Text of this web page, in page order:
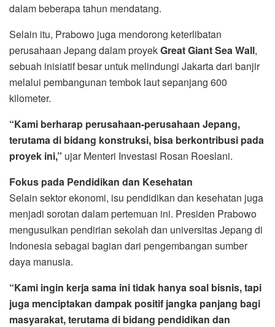
dalam beberapa tahun mendatang.
Selain itu, Prabowo juga mendorong keterlibatan
perusahaan Jepang dalam proyekGreat Giant Sea Wall,
sebuah inisiatif besar untuk melindungi Jakarta dari banjir
melalui pembangunan tembok laut sepanjang 600
kilometer.
“Kami berharap perusahaan-perusahaan Jepang,
terutama di bidang konstruksi, bisa berkontribusi pada
proyek ini,” ujar Menteri Investasi Rosan Roeslani.
Fokus pada Pendidikan dan Kesehatan
Selain sektor ekonomi, isu pendidikan dan kesehatan juga
menjadi sorotan dalam pertemuan ini. Presiden Prabowo
mengusulkan pendirian sekolah dan universitas Jepang di
Indonesia sebagai bagian dari pengembangan sumber
daya manusia.
“Kami ingin kerja sama ini tidak hanya soal bisnis, tapi
juga menciptakan dampak positif jangka panjang bagi
masyarakat, terutama di bidang pendidikan dan